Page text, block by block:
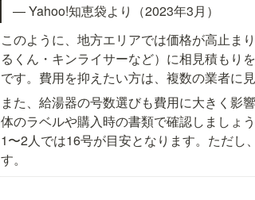
— Yahoo!知恵袋より（2023年3月）
このように、地方エリアでは価格が高止ま
るくん・キンライサーなど）に相見積もり
です。費用を抑えたい方は、複数の業者に
また、給湯器の号数選びも費用に大きく影
体のラベルや購入時の書類で確認しましょ
1〜2人では16号が目安となります。ただし
す。